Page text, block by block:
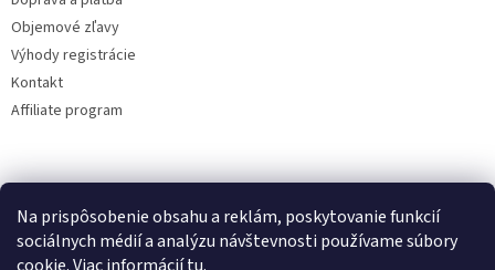
Na prispôsobenie obsahu a reklám, poskytovanie funkcií
sociálnych médií a analýzu návštevnosti používame súbory
Objemové zľavy
Výhody registrácie
Kontakt
Affiliate program